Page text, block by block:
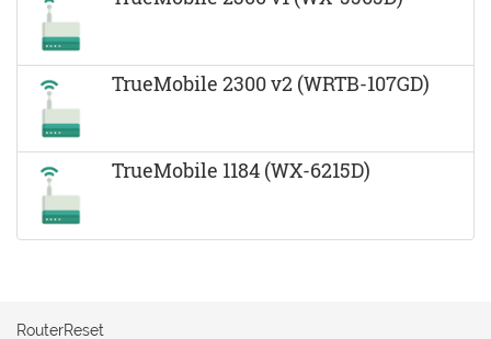
TrueMobile 2300 v2 (WRTB-107GD)
TrueMobile 1184 (WX-6215D)
RouterReset